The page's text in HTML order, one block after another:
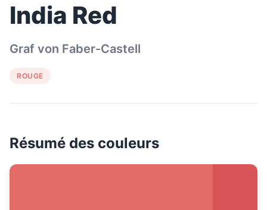
India Red
Graf von Faber-Castell
ROUGE
Résumé des couleurs